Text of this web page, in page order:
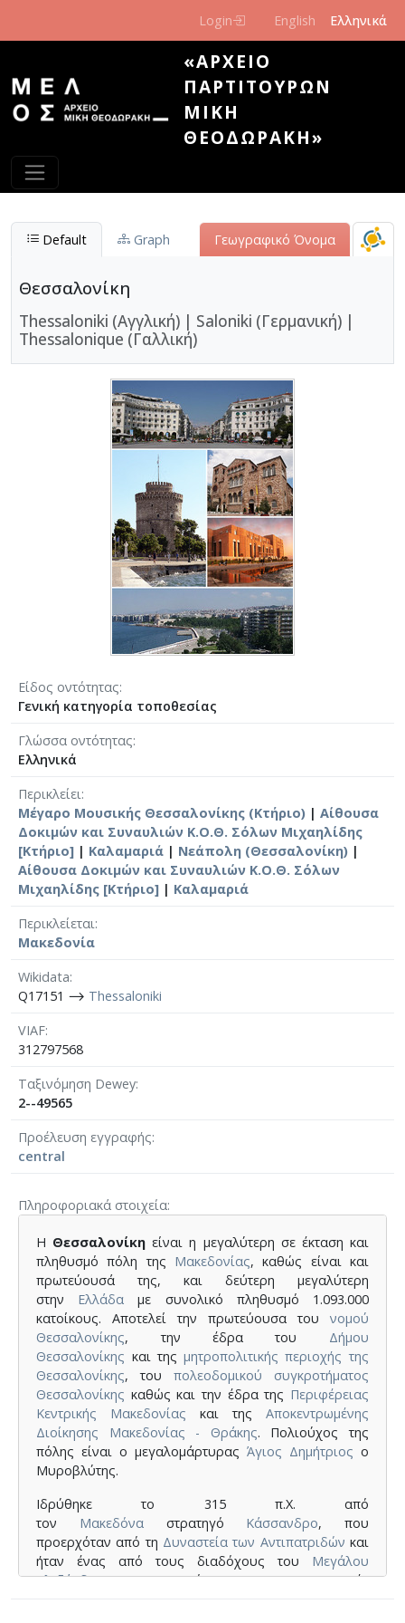
Login English Ελληνικά
«ΑΡΧΕΊΟ
ΠΑΡΤΙΤΟΎΡΩΝ
ΜΊΚΗ
ΘΕΟΔΩΡΆΚΗ»
Default Graph Γεωγραφικό Όνομα
Θεσσαλονίκη
Thessaloniki (Αγγλική) | Saloniki (Γερμανική) |
Thessalonique (Γαλλική)
Είδος οντότητας
Γενική κατηγορία τοποθεσίας
Γλώσσα οντότητας
Ελληνικά
Περικλείει
Μέγαρο Μουσικής Θεσσαλονίκης (Κτήριο) | Αίθουσα
Δοκιμών και Συναυλιών Κ.Ο.Θ. Σόλων Μιχαηλίδης
[Κτήριο] | Καλαμαριά | Νεάπολη (Θεσσαλονίκη) |
Αίθουσα Δοκιμών και Συναυλιών Κ.Ο.Θ. Σόλων
Μιχαηλίδης [Κτήριο] | Καλαμαριά
Περικλείεται
Μακεδονία
Wikidata
Q17151 ⟶ Thessaloniki
VIAF
312797568
Ταξινόμηση Dewey
2--49565
Προέλευση εγγραφής
central
Πληροφοριακά στοιχεία
Η Θεσσαλονίκη είναι η μεγαλύτερη σε έκταση και
πληθυσμό πόλη της Μακεδονίας, καθώς είναι και
πρωτεύουσά της, και δεύτερη μεγαλύτερη
στην Ελλάδα με συνολικό πληθυσμό 1.093.000
κατοίκους. Αποτελεί την πρωτεύουσα του νομού
Θεσσαλονίκης, την έδρα του Δήμου
Θεσσαλονίκης και τηςμητροπολιτικής περιοχής της
Θεσσαλονίκης, του πολεοδομικού συγκροτήματος
Θεσσαλονίκης καθώς και την έδρα της Περιφέρειας
Κεντρικής Μακεδονίας και της Αποκεντρωμένης
Διοίκησης Μακεδονίας - Θράκης. Πολιούχος της
πόλης είναι ο μεγαλομάρτυρας Άγιος Δημήτριος ο
Μυροβλύτης.
Ιδρύθηκε το 315 π.Χ. από
τον Μακεδόναστρατηγό Κάσσανδρο, που
προερχόταν από τη Δυναστεία των Αντιπατριδών και
ήταν ένας από τους διαδόχους του Μεγάλου
Αλεξάνδρου, μια από τις πρωταγωνιστικές